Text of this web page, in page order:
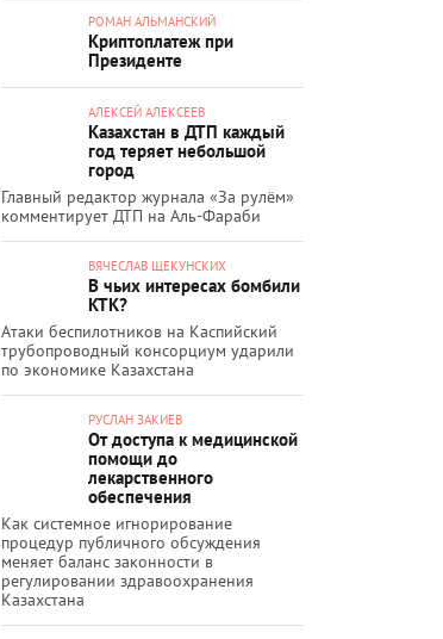
РОМАН АЛЬМАНСКИЙ
Криптоплатеж при
Президенте
АЛЕКСЕЙ АЛЕКСЕЕВ
Казахстан в ДТП каждый
год теряет небольшой
город
Главный редактор журнала «За рулём»
комментирует ДТП на Аль-Фараби
ВЯЧЕСЛАВ ЩЕКУНСКИХ
В чьих интересах бомбили
КТК?
Атаки беспилотников на Каспийский
трубопроводный консорциум ударили
по экономике Казахстана
РУСЛАН ЗАКИЕВ
От доступа к медицинской
помощи до
лекарственного
обеспечения
Как системное игнорирование
процедур публичного обсуждения
меняет баланс законности в
регулировании здравоохранения
Казахстана